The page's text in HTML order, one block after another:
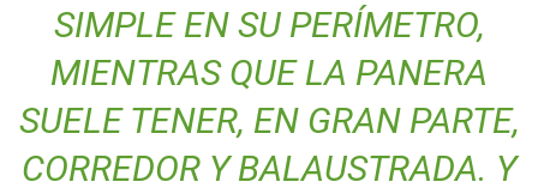
SIMPLE EN SU PERÍMETRO,
MIENTRAS QUE LA PANERA
SUELE TENER, EN GRAN PARTE,
CORREDOR Y BALAUSTRADA. Y